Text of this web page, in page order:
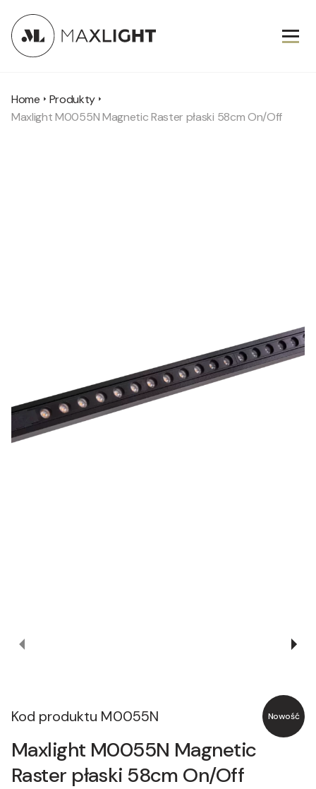
Home
Produkty
Maxlight M0055N Magnetic Raster płaski 58cm On/Off
Kod produktu M0055N Nowość
Maxlight M0055N Magnetic
Raster płaski 58cm On/Off